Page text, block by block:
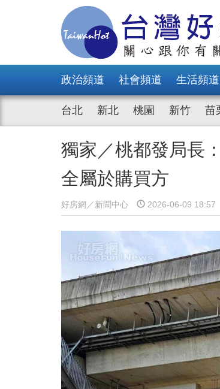
政治頻道 社會頻道 生活頻道
台北 新北 桃園 新竹 苗
獨家／桃都發局長
全屬於購買方
好房網／新聞中心 2026-06-09 18:57